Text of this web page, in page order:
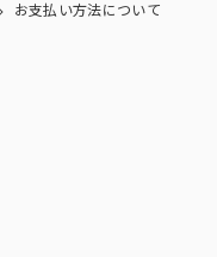
お支払い方法について